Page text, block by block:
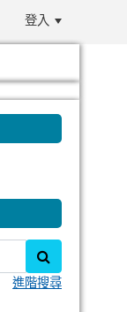
登入
進階搜尋